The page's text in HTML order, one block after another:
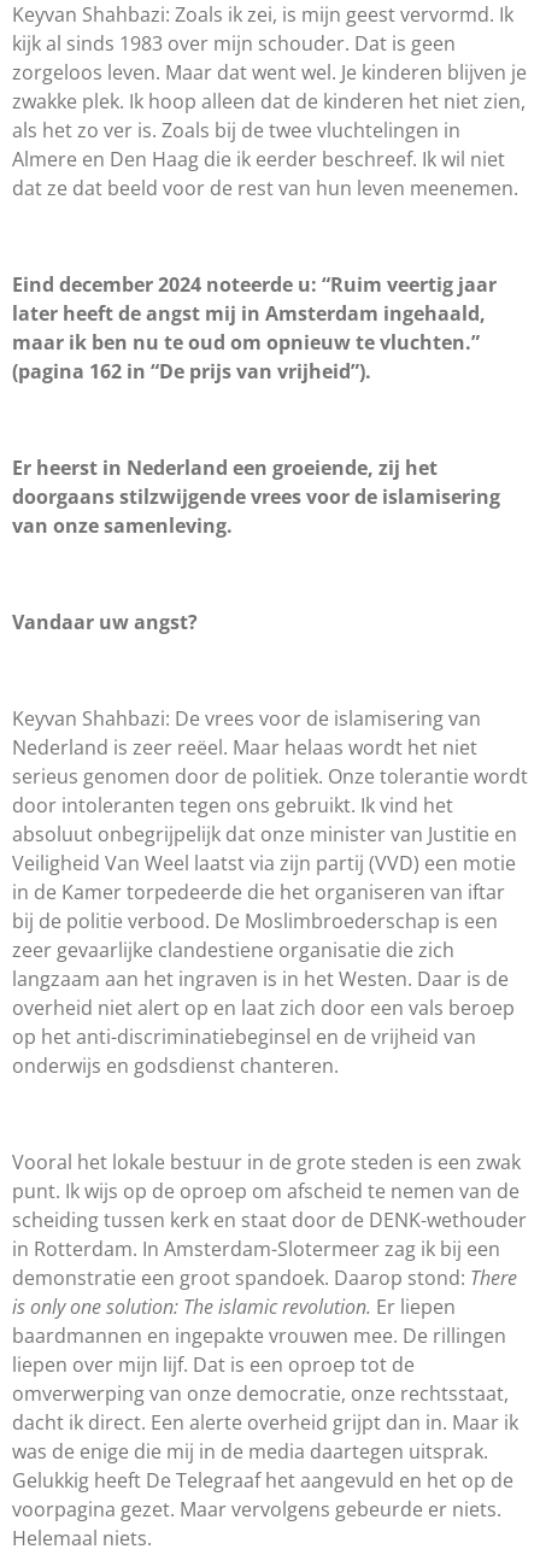
Keyvan Shahbazi: Zoals ik zei, is mijn geest vervormd. Ik
kijk al sinds 1983 over mijn schouder. Dat is geen
zorgeloos leven. Maar dat went wel. Je kinderen blijven je
zwakke plek. Ik hoop alleen dat de kinderen het niet zien,
als het zo ver is. Zoals bij de twee vluchtelingen in
Almere en Den Haag die ik eerder beschreef. Ik wil niet
dat ze dat beeld voor de rest van hun leven meenemen.
Eind december 2024 noteerde u: “Ruim veertig jaar
later heeft de angst mij in Amsterdam ingehaald,
maar ik ben nu te oud om opnieuw te vluchten.”
(pagina 162 in “De prijs van vrijheid”).
Er heerst in Nederland een groeiende, zij het
doorgaans stilzwijgende vrees voor de islamisering
van onze samenleving.
Vandaar uw angst?
Keyvan Shahbazi: De vrees voor de islamisering van
Nederland is zeer reëel. Maar helaas wordt het niet
serieus genomen door de politiek. Onze tolerantie wordt
door intoleranten tegen ons gebruikt. Ik vind het
absoluut onbegrijpelijk dat onze minister van Justitie en
Veiligheid Van Weel laatst via zijn partij (VVD) een motie
in de Kamer torpedeerde die het organiseren van iftar
bij de politie verbood. De Moslimbroederschap is een
zeer gevaarlijke clandestiene organisatie die zich
langzaam aan het ingraven is in het Westen. Daar is de
overheid niet alert op en laat zich door een vals beroep
op het anti-discriminatiebeginsel en de vrijheid van
onderwijs en godsdienst chanteren.
Vooral het lokale bestuur in de grote steden is een zwak
punt. Ik wijs op de oproep om afscheid te nemen van de
scheiding tussen kerk en staat door de DENK-wethouder
in Rotterdam. In Amsterdam-Slotermeer zag ik bij een
demonstratie een groot spandoek. Daarop stond: There
is only one solution: The islamic revolution. Er liepen
baardmannen en ingepakte vrouwen mee. De rillingen
liepen over mijn lijf. Dat is een oproep tot de
omverwerping van onze democratie, onze rechtsstaat,
dacht ik direct. Een alerte overheid grijpt dan in. Maar ik
was de enige die mij in de media daartegen uitsprak.
Gelukkig heeft De Telegraaf het aangevuld en het op de
voorpagina gezet. Maar vervolgens gebeurde er niets.
Helemaal niets.